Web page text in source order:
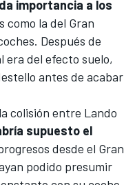
importancia a los
como la del Gran
Después de
era del efecto suelo,
antes de acabar
colisión entre Lando
supuesto el
desde el Gran
podido presumir